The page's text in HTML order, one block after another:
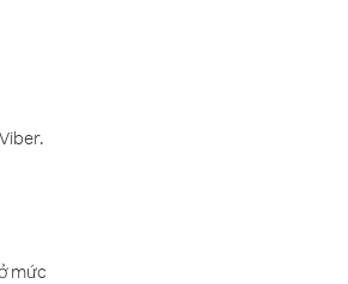
mức